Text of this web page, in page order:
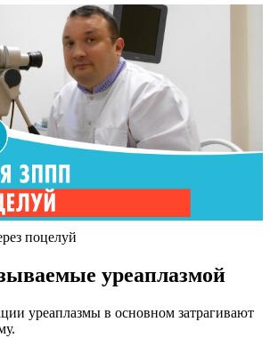
поцелуй
уреаплазмой
уреаплазмы в основном затрагивают